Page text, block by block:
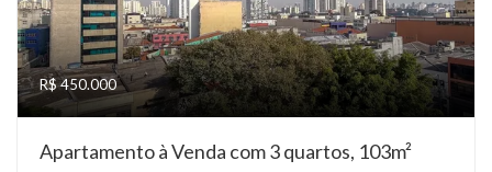
R$ 450.000
Apartamento à Venda com 3 quartos, 103m²